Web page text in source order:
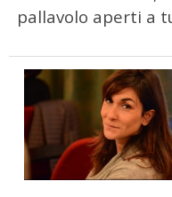
pallavolo aperti a